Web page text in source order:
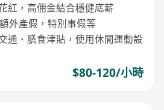
紅，高佣金結合穩健底薪
外產假，特別事假等
通、膳食津貼，使用休閒運動設
$80-120/小時